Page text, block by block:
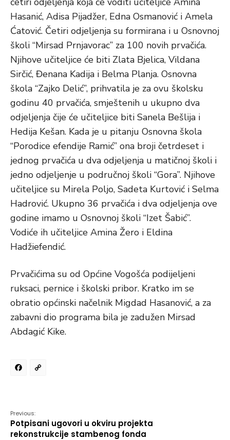
Hasanić, Adisa Pijadžer, Edna Osmanović i Amela
Ćatović. Četiri odjeljenja su formirana i u Osnovnoj
školi “Mirsad Prnjavorac” za 100 novih prvačića.
Njihove učiteljice će biti Zlata Bjelica, Vildana
Sirčić, Đenana Kadija i Belma Planja. Osnovna
škola “Zajko Delić”, prihvatila je za ovu školsku
godinu 40 prvačića, smještenih u ukupno dva
odjeljenja čije će učiteljice biti Sanela Bešlija i
Hedija Kešan. Kada je u pitanju Osnovna škola
“Porodice efendije Ramić” ona broji četrdeset i
jednog prvačića u dva odjeljenja u matičnoj školi i
jedno odjeljenje u područnoj školi “Gora”. Njihove
učiteljice su Mirela Poljo, Sadeta Kurtović i Selma
Hadrović. Ukupno 36 prvačića i dva odjeljenja ove
godine imamo u Osnovnoj školi “Izet Šabić”.
Vodiće ih učiteljice Amina Žero i Eldina
Hadžiefendić.
Prvačićima su od Općine Vogošća podijeljeni
ruksaci, pernice i školski pribor. Kratko im se
obratio općinski načelnik Migdad Hasanović, a za
zabavni dio programa bila je zadužen Mirsad
Abdagić Kike.
Facebook
Previous:
Potpisani ugovori u okviru projekta
rekonstrukcije stambenog fonda